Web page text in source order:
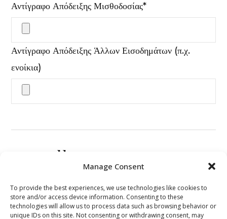
Manage Consent
To provide the best experiences, we use technologies like cookies to
store and/or access device information. Consenting to these
technologies will allow us to process data such as browsing behavior or
unique IDs on this site. Not consenting or withdrawing consent, may
Αντίγραφο Απόδειξης Μισθοδοσίας*
Αντίγραφο Απόδειξης Άλλων Εισοδημάτων (π.χ.
ενοίκια)
Μέρος 11 – Ταυτοποίηση
ΛΗΨΗ ΜΗΝΥΜΑΤΟΣ SMS ΜΕ ΚΩΔΙΚΟ OTP